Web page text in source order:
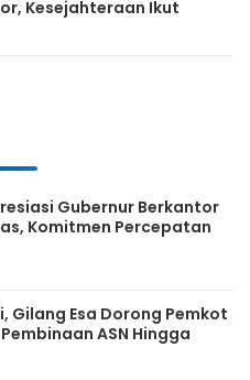
Kesejahteraan Ikut
Gubernur Berkantor
Komitmen Percepatan
Gilang Esa Dorong Pemkot
ASN Hingga